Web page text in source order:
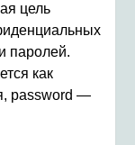
цель
паролей.
как
password —